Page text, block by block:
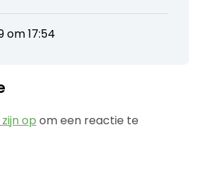
om 17:54
op om een reactie te